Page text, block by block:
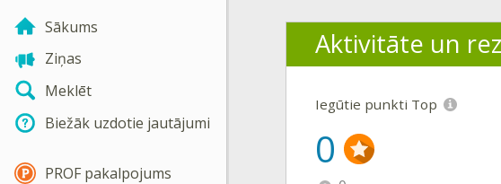
Sākums
Ziņas
Meklēt
Biežāk uzdotie jautājumi
PROF pakalpojums
Aktivitāte un
Iegūtie punkti Top
0